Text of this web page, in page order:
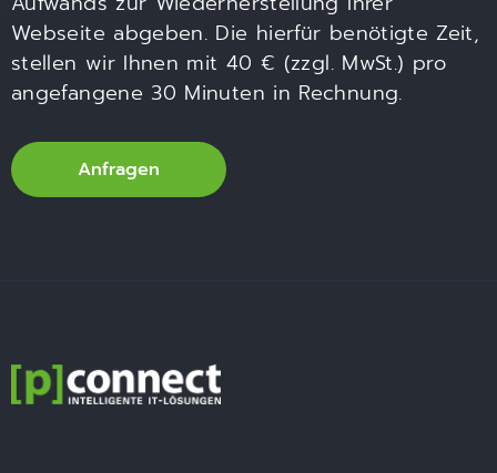
Webseite abgeben. Die hierfür benötigte Zeit,
stellen wir Ihnen mit 40 € (zzgl. MwSt.) pro
angefangene 30 Minuten in Rechnung.
Anfragen